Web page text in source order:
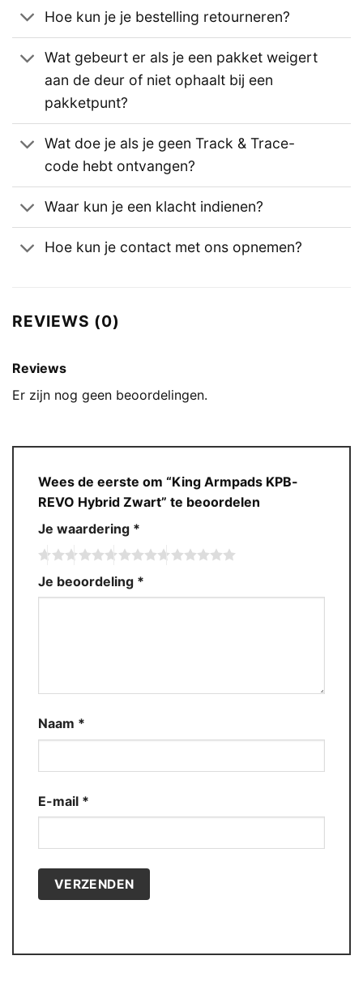
Hoe kun je je bestelling retourneren?
Wat gebeurt er als je een pakket weigert
aan de deur of niet ophaalt bij een
pakketpunt?
Wat doe je als je geen Track & Trace-
code hebt ontvangen?
Waar kun je een klacht indienen?
Hoe kun je contact met ons opnemen?
REVIEWS (0)
Reviews
Er zijn nog geen beoordelingen.
Wees de eerste om “King Armpads KPB-
REVO Hybrid Zwart” te beoordelen
Je waardering *
Je beoordeling *
Naam *
E-mail *